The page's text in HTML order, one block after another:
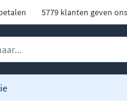
5779 klanten geven